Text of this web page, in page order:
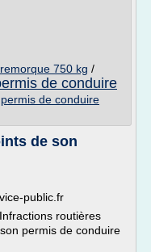
750 kg /
de conduire
permis de conduire
de son
public.fr
routières
permis de conduire